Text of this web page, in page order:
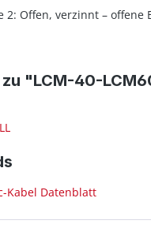
2: Offen, verzinnt –
"LCM-40-
Kabel Datenblatt